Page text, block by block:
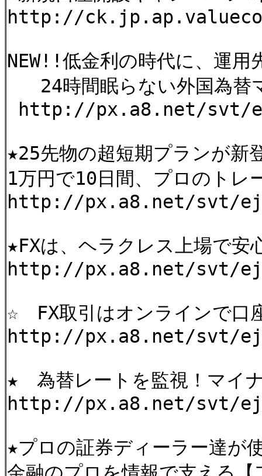
http://
NEW!!低金利の時代に、運用
24時間眠らない外国為替
http://px.a8.net/svt/
★25先物の超短期プランが新
1万円で10日間、プロのトレ
http://px.a8.net/svt/
★FXは、ヘラクレス上場で安
http://px.a8.net/svt/
☆ FX取引はオンラインで口
http://px.a8.net/svt/
★ 為替レートを監視！マイ
http://px.a8.net/svt/
★プロの証券ディーラー達が